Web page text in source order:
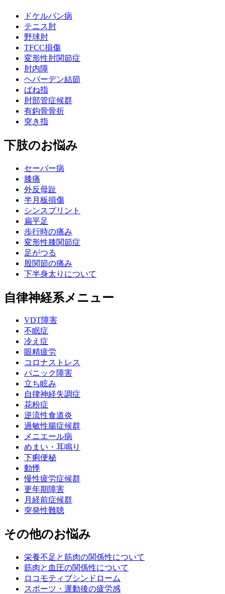
ドケルバン病
テニス肘
野球肘
TFCC損傷
変形性肘関節症
肘内障
ヘバーデン結節
ばね指
肘部管症候群
有鈎骨骨折
突き指
下肢のお悩み
セーバー病
膝痛
外反母趾
半月板損傷
シンスプリント
扁平足
歩行時の痛み
変形性膝関節症
足がつる
股関節の痛み
下半身太りについて
自律神経系メニュー
VDT障害
不眠症
冷え症
眼精疲労
コロナストレス
パニック障害
立ち眩み
自律神経失調症
花粉症
逆流性食道炎
過敏性腸症候群
メニエール病
めまい・耳鳴り
下痢便秘
動悸
慢性疲労症候群
更年期障害
月経前症候群
突発性難聴
その他のお悩み
栄養不足と筋肉の関係性について
筋肉と血圧の関係性について
ロコモティブシンドローム
スポーツ・運動後の疲労感